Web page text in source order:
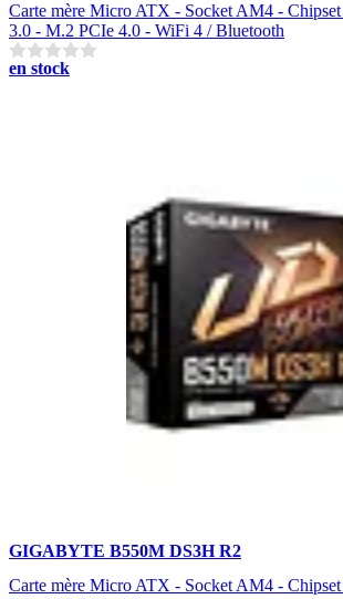
Carte mère Micro ATX - Socket AM4 -
3.0 - M.2 PCIe 4.0 - WiFi 4 / Bluetooth
en stock
GIGABYTE B550M DS3H R2
Carte mère Micro ATX - Socket AM4 -